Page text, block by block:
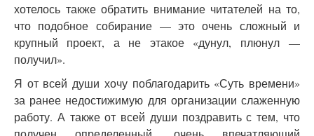
хотелось также обратить внимание читателей на то,
что подобное собирание — это очень сложный и
крупный проект, а не этакое «дунул, плюнул —
получил».
Я от всей души хочу поблагодарить «Суть времени»
за ранее недостижимую для организации слаженную
работу. А также от всей души поздравить с тем, что